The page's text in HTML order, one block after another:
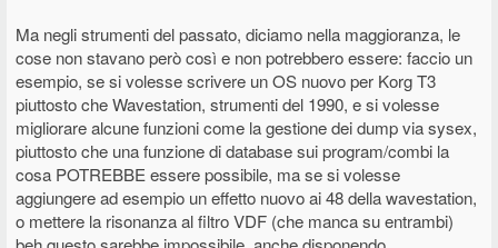
Ma negli strumenti del passato, diciamo nella maggioranza, le
cose non stavano però così e non potrebbero essere: faccio un
esempio, se si volesse scrivere un OS nuovo per Korg T3
piuttosto che Wavestation, strumenti del 1990, e si volesse
migliorare alcune funzioni come la gestione dei dump via sysex,
piuttosto che una funzione di database sui program/combi la
cosa POTREBBE essere possibile, ma se si volesse
aggiungere ad esempio un effetto nuovo ai 48 della wavestation,
o mettere la risonanza al filtro VDF (che manca su entrambi)